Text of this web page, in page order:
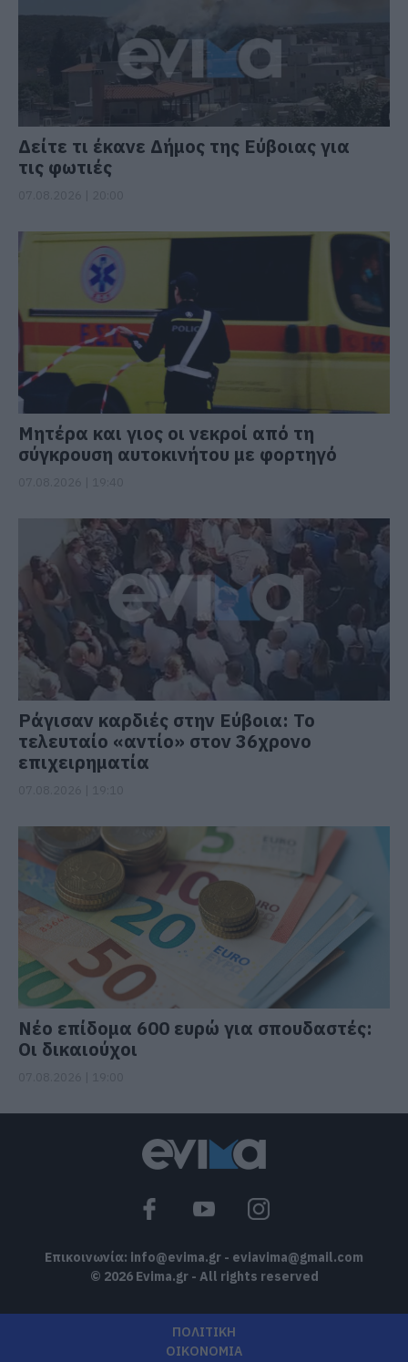
Δείτε τι έκανε Δήμος της Εύβοιας για
τις φωτιές
Μητέρα και γιος οι νεκροί από τη
σύγκρουση αυτοκινήτου με φορτηγό
Ράγισαν καρδιές στην Εύβοια: Το
τελευταίο «αντίο» στον 36χρονο
επιχειρηματία
Νέο επίδομα 600 ευρώ για σπουδαστές:
Οι δικαιούχοι
Επικοινωνία: info@evima.gr - eviavima@gmail.com
© 2026 Evima.gr - All rights reserved
ΠΟΛΙΤΙΚΗ
ΟΙΚΟΝΟΜΙΑ